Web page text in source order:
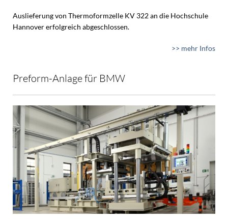
Auslieferung von Thermoformzelle KV 322 an die Hochschule
Hannover erfolgreich abgeschlossen.
>> mehr Infos
Preform-Anlage für BMW